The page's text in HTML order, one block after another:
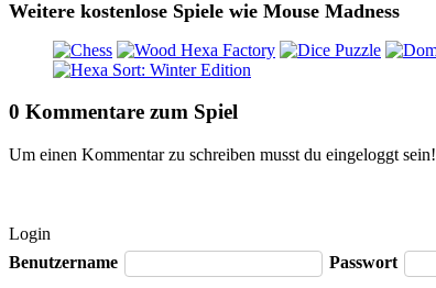
Weitere kostenlose Spiele wie Mouse Madness
0 Kommentare zum Spiel
Um einen Kommentar zu schreiben musst du eingeloggt sein!
Login
Benutzername
Passwort